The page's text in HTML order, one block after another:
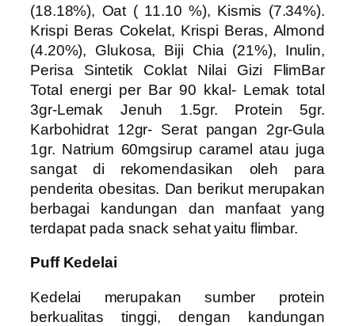
(18.18%), Oat ( 11.10 %), Kismis (7.34%).
Krispi Beras Cokelat, Krispi Beras, Almond
(4.20%), Glukosa, Biji Chia (21%), Inulin,
Perisa Sintetik Coklat Nilai Gizi FlimBar
Total energi per Bar 90 kkal- Lemak total
3gr-Lemak Jenuh 1.5gr. Protein 5gr.
Karbohidrat 12gr- Serat pangan 2gr-Gula
1gr. Natrium 60mgsirup caramel atau juga
sangat di rekomendasikan oleh para
penderita obesitas. Dan berikut merupakan
berbagai kandungan dan manfaat yang
terdapat pada snack sehat yaitu flimbar.
Puff Kedelai
Kedelai merupakan sumber protein
berkualitas tinggi, dengan kandungan